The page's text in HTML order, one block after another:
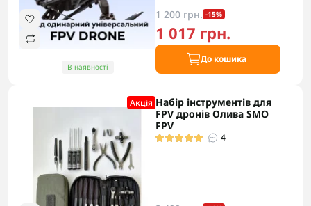
В наявності
1 200 грн. -15%
1 017 грн.
До кошика
Акцiя Набір інструментів для
FPV дронів Олива SMO
FPV
4